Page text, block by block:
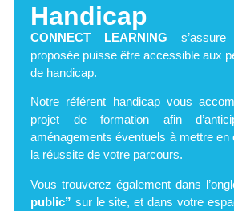
Handicap
CONNECT LEARNING
proposée puisse être accessible aux
de handicap.
Notre référent handicap vous
projet de formation afin
aménagements éventuels à mettre
la réussite de votre parcours.
Vous trouverez également dans
public” sur le site, et dans votre